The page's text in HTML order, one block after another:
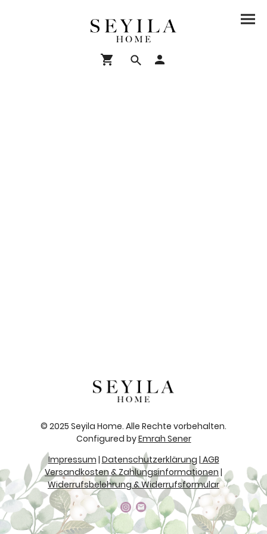
© 2025 Seyila Home. Alle Rechte vorbehalten.
Configured byEmrah Sener
Impressum | Datenschutzerklärung | AGB
Versandkosten & Zahlungsinformationen |
Widerrufsbelehrung & Widerrufsformular